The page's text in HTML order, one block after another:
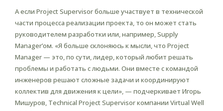
А если Project Supervisor больше участвует в технической
части процесса реализации проекта, то он может стать
руководителем разработки или, например, Supply
Manager’ом. «Я больше склоняюсь к мысли, что Project
Manager — это, по сути, лидер, который любит решать
проблемы и работать с людьми. Они вместе с командой
инженеров решают сложные задачи и координируют
коллектив для движения к цели», — подчеркивает Игорь
Мишуров, Technical Project Supervisor компании Virtual Well